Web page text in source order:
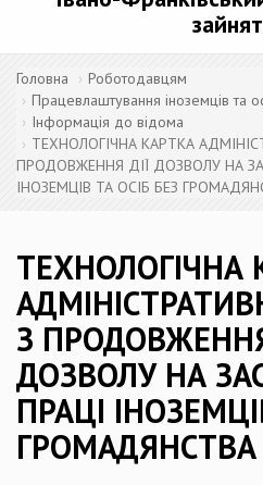
Головна
Роботодавцям
Працевлаштування іноземців та
Інформація до відома
ТЕХНОЛОГІЧНА КАРТКА
ПРОДОВЖЕННЯ ДІЇ ДОЗВОЛУ НА
ІНОЗЕМЦІВ ТА ОСІБ БЕЗ
ТЕХНОЛОГІЧНА
З
ДОЗВОЛУ НА
ПРАЦІ
ГРОМАДЯНСТВА